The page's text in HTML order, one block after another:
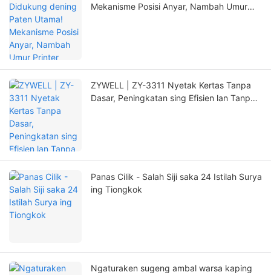
Mekanisme Posisi Anyar, Nambah Umur
ZYWELL | ZY-3311 Nyetak Kertas Tanpa
Dasar, Peningkatan sing Efisien lan Tanpa
Panas Cilik - Salah Siji saka 24 Istilah Surya
ing Tiongkok
Ngaturaken sugeng ambal warsa kaping